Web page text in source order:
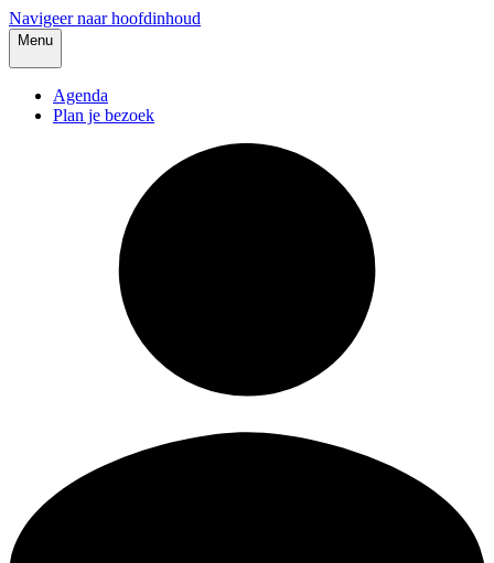
Navigeer naar hoofdinhoud
Menu
Agenda
Plan je bezoek